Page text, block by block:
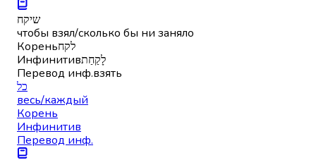
שיקח
чтобы взял/сколько бы ни заняло
Кореньלקח
Инфинитивלָקַחַת
Перевод инф.взять
כל
весь/каждый
Корень
Инфинитив
Перевод инф.